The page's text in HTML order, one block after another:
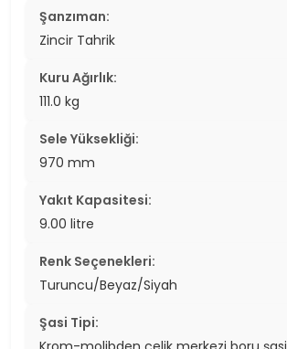
Şanzıman:
Zincir Tahrik
Kuru Ağırlık:
111.0 kg
Sele Yüksekliği:
970 mm
Yakıt Kapasitesi:
9.00 litre
Renk Seçenekleri:
Turuncu/Beyaz/Siyah
Şasi Tipi: